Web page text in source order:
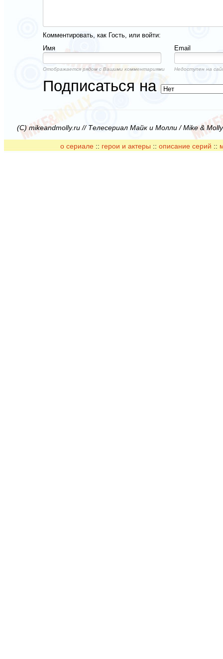
Комментировать, как Гость, или войти:
Имя
Email
Отображается рядом с Вашими комментариями Недоступен на
Подписаться на
(C) mikeandmolly.ru // Телесериал Майк и Молли / Mike &
о сериале :: герои и актеры :: описание серий ::